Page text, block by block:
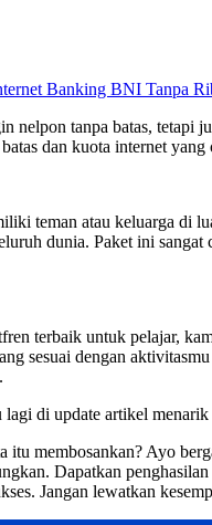
Banking BNI Tanpa
nelpon tanpa batas, tetapi
dan kuota internet
teman atau keluarga di
dunia. Paket ini
terbaik untuk pelajar,
sesuai dengan
lagi di update artikel
itu membosankan? Ayo
Dapatkan
Jangan lewatkan